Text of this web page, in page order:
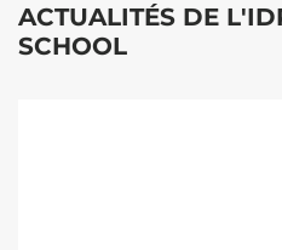
ACTUALITÉS DE
SCHOOL